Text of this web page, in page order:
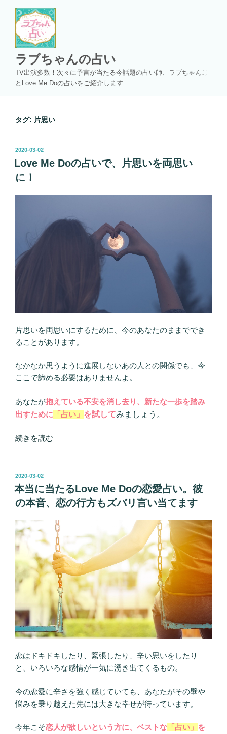
ラブちゃんの占い
TV出演多数！次々に予言が当たる今話題の占い師、ラブちゃんこ
とLove Me Doの占いをご紹介します
タグ: 片思い
投
稿
日:
2020-03-02
Love Me Doの占いで、片思いを両思い
に！
片思いを両思いにするために、今のあなたのままででき
ることがあります。
なかなか思うように進展しないあの人との関係でも、今
ここで諦める必要はありませんよ。
あなたが抱えている不安を消し去り、新たな一歩を踏み
出すために 「占い」 を試してみましょう。
“Love
の
占
い
片
思
い
を
両
思
に！”
の
続きを読む
投
稿
日:
2020-03-02
本当に当たるLove Me Doの恋愛占い。彼
の本音、恋の行方もズバリ言い当てます
恋はドキドキしたり、緊張したり、辛い思いをしたり
と、いろいろな感情が一気に湧き出てくるもの。
今の恋愛に辛さを強く感じていても、あなたがその壁や
悩みを乗り越えた先には大きな幸せが待っています。
今年こそ恋人が欲しいという方に、ベストな 「占い」 を